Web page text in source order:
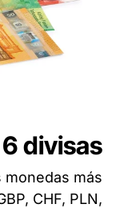
divisas
más
CHF, PLN,